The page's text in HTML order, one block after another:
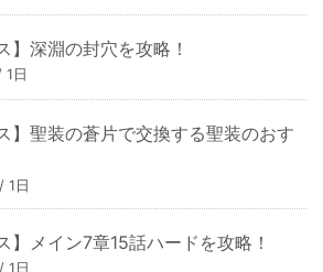
】深淵の封穴を攻略！
1日
】聖装の蒼片で交換する聖装のおす
1日
】メイン7章15話ハードを攻略！
1日